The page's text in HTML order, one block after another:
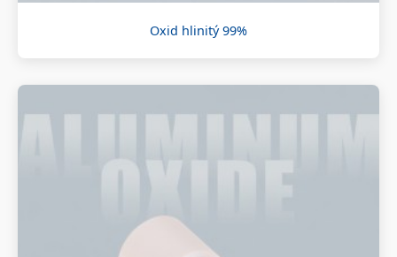
Oxid hlinitý 99%